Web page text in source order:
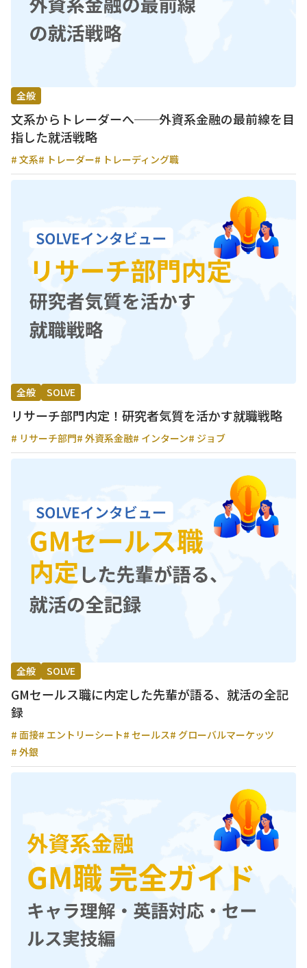
全般
文系からトレーダーへ──外資系金融の最前線を目
指した就活戦略
# 文系# トレーダー# トレーディング職
全般 SOLVE
リサーチ部門内定！研究者気質を活かす就職戦略
# リサーチ部門# 外資系金融# インターン# ジョブ
全般 SOLVE
GMセールス職に内定した先輩が語る、就活の全記
録
# 面接# エントリーシート# セールス# グローバルマーケッツ
# 外銀